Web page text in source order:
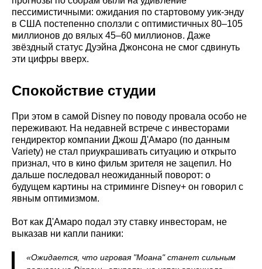
пессимистичными: ожидания по стартовому уик-энду
в США постепенно сползли с оптимистичных 80–105
миллионов до вялых 45–60 миллионов. Даже
звёздный статус Дуэйна Джонсона не смог сдвинуть
эти цифры вверх.
Спокойствие студии
При этом в самой Disney по поводу провала особо не
переживают. На недавней встрече с инвесторами
гендиректор компании Джош Д'Амаро (по данным
Variety) не стал приукрашивать ситуацию и открыто
признал, что в кино фильм зрителя не зацепил. Но
дальше последовал неожиданный поворот: о
будущем картины на стриминге Disney+ он говорил с
явным оптимизмом.
Вот как Д'Амаро подал эту ставку инвесторам, не
выказав ни капли паники:
«Ожидается, что игровая "Моана" станет сильным